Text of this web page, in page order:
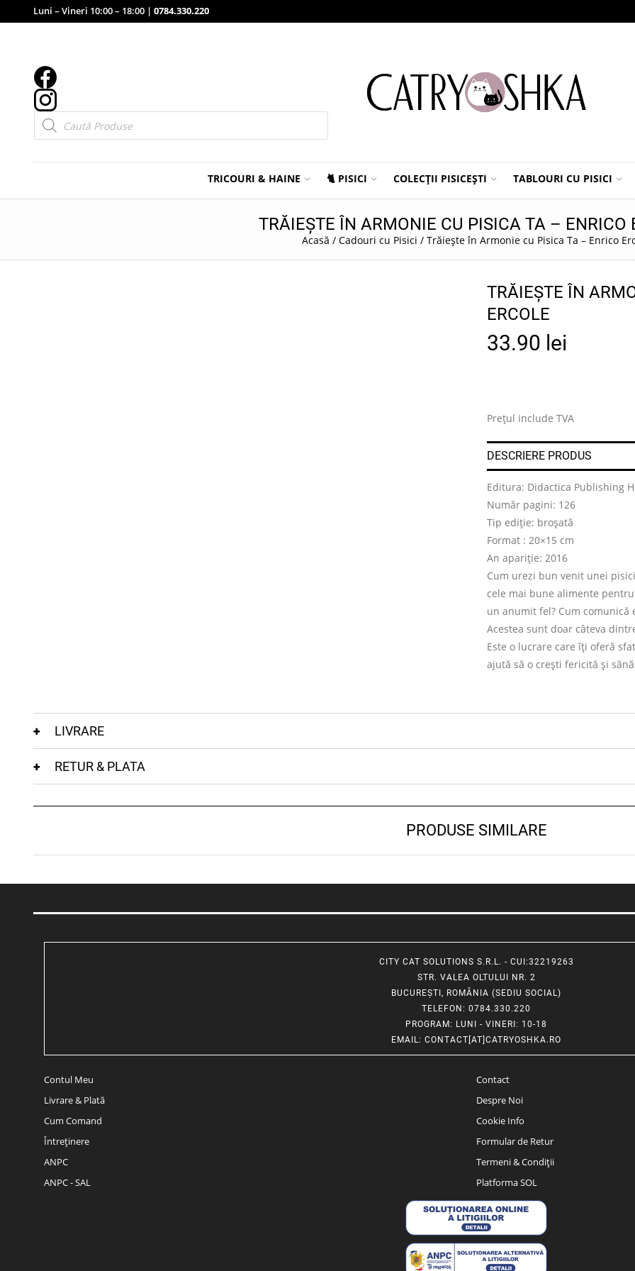
Luni – Vineri 10:00 – 18:00 | 0784.330.220
Products
search
TRICOURI & HAINE 🐈 PISICI COLECȚII PISICEȘTI TABLOURI CU PISICI
TRĂIEȘTE ÎN ARMONIE CU PISICA TA – ENRICO
Acasă / Cadouri cu Pisici / Trăiește în Armonie cu Pisica Ta – Enrico
TRĂIEȘTE ÎN
ERCOLE
33.90 lei
Prețul include TVA
DESCRIERE PRODUS
Editura: Didactica Publishing
Număr pagini: 126
Tip ediție: broșată
Format : 20×15 cm
An apariție: 2016
Cum urezi bun venit unei
cele mai bune alimente
un anumit fel? Cum comunică
Acestea sunt doar câteva
Este o lucrare care îți oferă
ajută să o crești fericită și
LIVRARE
RETUR & PLATA
PRODUSE SIMILARE
CITY CAT SOLUTIONS S.R.L. - CUI:32219263
STR. VALEA OLTULUI NR. 2
BUCUREȘTI, ROMÂNIA (SEDIU SOCIAL)
TELEFON : 0784.330.220
PROGRAM: LUNI - VINERI: 10-18
EMAIL: CONTACT[AT]CATRYOSHKA.RO
Contul Meu
Livrare & Plată
Cum Comand
Întreținere
ANPC
ANPC - SAL
Contact
Despre Noi
Cookie Info
Formular de Retur
Termeni & Condiții
Platforma SOL